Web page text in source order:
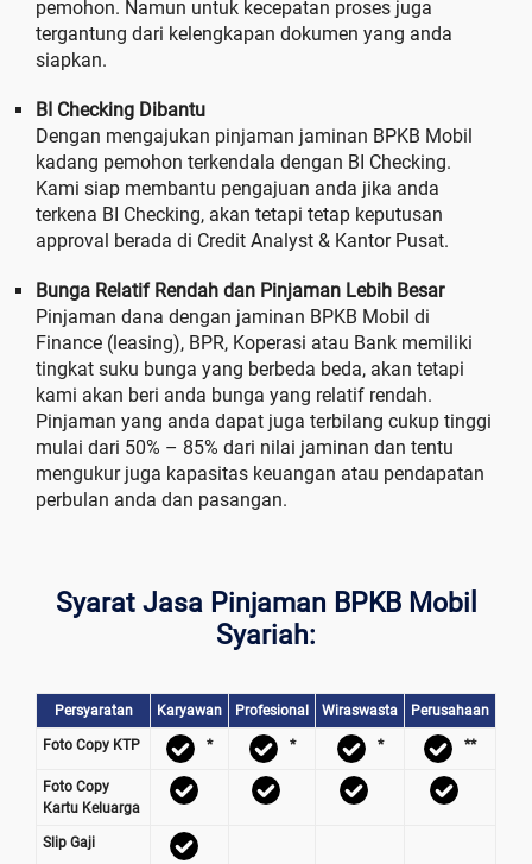
pemohon. Namun untuk kecepatan proses juga
tergantung dari kelengkapan dokumen yang anda
siapkan.
BI Checking Dibantu
Dengan mengajukan pinjaman jaminan BPKB Mobil
kadang pemohon terkendala dengan BI Checking.
Kami siap membantu pengajuan anda jika anda
terkena BI Checking, akan tetapi tetap keputusan
approval berada di Credit Analyst & Kantor Pusat.
Bunga Relatif Rendah dan Pinjaman Lebih Besar
Pinjaman dana dengan jaminan BPKB Mobil di
Finance (leasing), BPR, Koperasi atau Bank memiliki
tingkat suku bunga yang berbeda beda, akan tetapi
kami akan beri anda bunga yang relatif rendah.
Pinjaman yang anda dapat juga terbilang cukup tinggi
mulai dari 50% – 85% dari nilai jaminan dan tentu
mengukur juga kapasitas keuangan atau pendapatan
perbulan anda dan pasangan.
Syarat Jasa Pinjaman BPKB Mobil
Syariah:
Persyaratan Karyawan Profesional Wiraswasta Perusahaan
Foto Copy KTP * * * **
Foto Copy
Kartu Keluarga
Slip Gaji